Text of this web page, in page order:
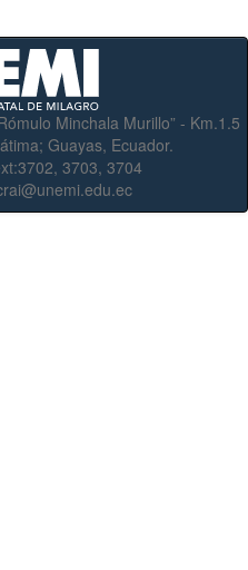
Minchala Murillo” - Km.1.5
Guayas, Ecuador.
3703, 3704